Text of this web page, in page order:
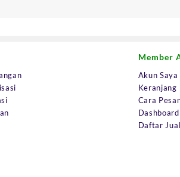
Member
Akun Saya
Keranjang
Cara
Daftar